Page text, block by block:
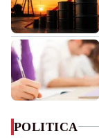
POLITICA